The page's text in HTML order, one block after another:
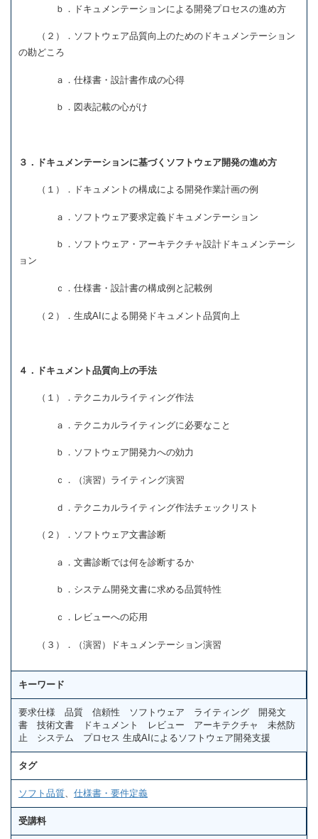
ｂ．ドキュメンテーションによる開発プロセスの進め方
（２）．ソフトウェア品質向上のためのドキュメンテーション
の勘どころ
ａ．仕様書・設計書作成の心得
ｂ．図表記載の心がけ
３．ドキュメンテーションに基づくソフトウェア開発の進め方
（１）．ドキュメントの構成による開発作業計画の例
ａ．ソフトウェア要求定義ドキュメンテーション
ｂ．ソフトウェア・アーキテクチャ設計ドキュメンテーシ
ョン
ｃ．仕様書・設計書の構成例と記載例
（２）．生成AIによる開発ドキュメント品質向上
４．ドキュメント品質向上の手法
（１）．テクニカルライティング作法
ａ．テクニカルライティングに必要なこと
ｂ．ソフトウェア開発力への効力
ｃ．（演習）ライティング演習
ｄ．テクニカルライティング作法チェックリスト
（２）．ソフトウェア文書診断
ａ．文書診断では何を診断するか
ｂ．システム開発文書に求める品質特性
ｃ．レビューへの応用
（３）．（演習）ドキュメンテーション演習
キーワード
要求仕様 品質 信頼性 ソフトウェア ライティング 開発文
書 技術文書 ドキュメント レビュー アーキテクチャ 未然防
止 システム プロセス 生成AIによるソフトウェア開発支援
タグ
ソフト品質 仕様書・要件定義
受講料